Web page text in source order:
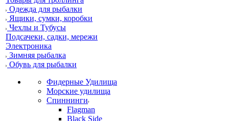
Одежда для рыбалки
Ящики, сумки, коробки
Чехлы и Тубусы
Подсачеки, садки, мережи
Электроника
Зимняя рыбалка
Обувь для рыбалки
Фидерные Удилища
Морские удилища
Спиннинги
Flagman
Black Side